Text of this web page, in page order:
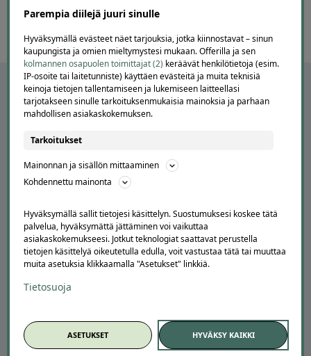
APUA JA NEUVOJA
Peruuta tilaus
Asiakaspalvelu
Kuinka Offerilla toimii
Usein kysytyt kysymykset
Suosittele Offerillaa
TUTUSTU MEIHIN
Tietoa meistä
Parempia diilejä juuri sinulle
Hyväksymällä evästeet näet tarjouksia, jotka kiinnostavat – sinun
kaupungista ja omien mieltymystesi mukaan. Offerilla ja sen
kolmannen osapuolen toimittajat (2) keräävät henkilötietoja (esim.
IP-osoite tai laitetunniste) käyttäen evästeitä ja muita teknisiä
keinoja tietojen tallentamiseen ja lukemiseen laitteellasi
tarjotakseen sinulle tarkoituksenmukaisia mainoksia ja parhaan
mahdollisen asiakaskokemuksen.
Tarkoitukset
Mainonnan ja sisällön mittaaminen
Kohdennettu mainonta
Hyväksymällä sallit tietojesi käsittelyn. Suostumuksesi koskee tätä
palvelua, hyväksymättä jättäminen voi vaikuttaa
asiakaskokemukseesi. Jotkut teknologiat saattavat perustella
tietojen käsittelyä oikeutetulla edulla, voit vastustaa tätä tai muuttaa
muita asetuksia klikkaamalla "Asetukset" linkkiä.
Tietosuoja
ASETUKSET HYVÄKSY KAIKKI